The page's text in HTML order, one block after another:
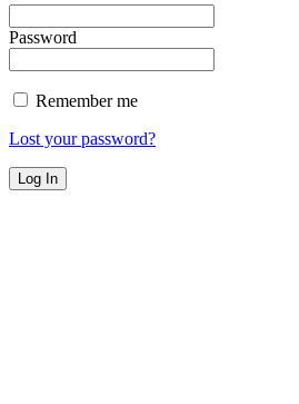
Password
Remember me
Lost your password?